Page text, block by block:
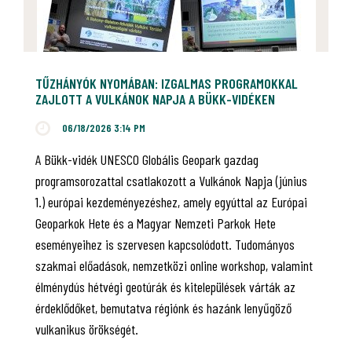
TŰZHÁNYÓK NYOMÁBAN: IZGALMAS PROGRAMOKKAL
ZAJLOTT A VULKÁNOK NAPJA A BÜKK-VIDÉKEN
06/18/2026 3:14 PM
A Bükk-vidék UNESCO Globális Geopark gazdag
programsorozattal csatlakozott a Vulkánok Napja (június
1.) európai kezdeményezéshez, amely egyúttal az Európai
Geoparkok Hete és a Magyar Nemzeti Parkok Hete
eseményeihez is szervesen kapcsolódott. Tudományos
szakmai előadások, nemzetközi online workshop, valamint
élménydús hétvégi geotúrák és kitelepülések várták az
érdeklődőket, bemutatva régiónk és hazánk lenyűgöző
vulkanikus örökségét.